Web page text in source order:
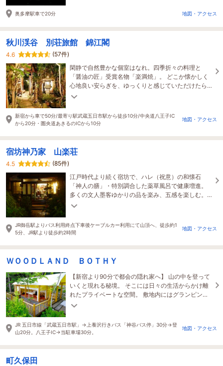
奥多摩駅車で20分 地図・アクセス
秋川渓谷 別荘旅館 錦江閣
4.6
(57件)
閑静で自然豊かな個室はなれ。四季折々の料理と
「醤油の匠」受賞名物「楽満焼」。 どこか懐かしく
心地良い安らぎを、ゆっくりと感じていただけたら
幸いです。
新宿から車で50分/最寄り駅武蔵五日市駅から徒歩10分/中央道八王子IC
から20分・圏央道あきるのICから10分
地図・アクセス
宿坊神乃家 山楽荘
4.5
(85件)
江戸時代より続く宿坊で、ハレ（祝意）の和懐石
「神人の膳」・特別調合した薬草風呂で健康増進。
多くの文人墨客ゆかりの品を楽み、五感を楽しむ。
山草が咲き誇る野草園も有http://mitakesan-
JR御岳駅よりバス利用終点下車後ケーブルカー利用にて山頂へ、徒歩約1
5分、JR駅より徒歩約2時間
地図・アクセス
ＷＯＯＤＬＡＮＤ ＢＯＴＨＹ
【新宿より90分で都会の隠れ家へ】 山の中を登って
いくと現れる秘境。 そこには日々の生活からかけ離
れたプライベートな空間。 敷地内にはグランピング
と古民家が各施設貸切でお楽しみいただけます。
JR 五日市線「武蔵五日市駅」→上養沢行きバス「神谷バス停」30分→登
山20分。八王子IC→当駐車場30分。
地図・アクセス
町久保田